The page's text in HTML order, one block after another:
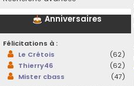
Anniversaires
Félicitations à :
Le Crétois
(62)
Thierry46
(62)
Mister cbass
(47)